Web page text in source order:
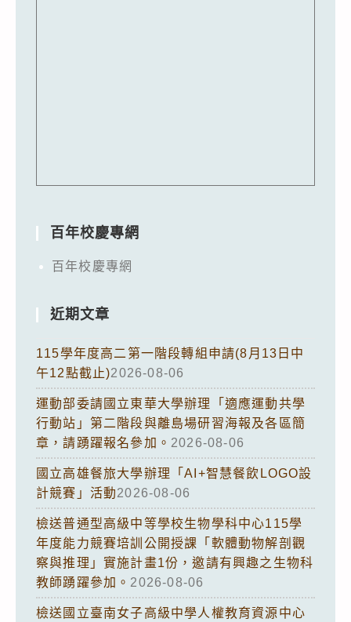
百年校慶專網
百年校慶專網
近期文章
115學年度高二第一階段轉組申請(8月13日中
午12點截止)2026-08-06
運動部委請國立東華大學辦理「適應運動共學
行動站」第二階段與離島場研習海報及各區簡
章，請踴躍報名參加。 2026-08-06
國立高雄餐旅大學辦理「AI+智慧餐飲LOGO設
計競賽」活動2026-08-06
檢送普通型高級中等學校生物學科中心115學
年度能力競賽培訓公開授課「軟體動物解剖觀
察與推理」實施計畫1份，邀請有興趣之生物科
教師踴躍參加。 2026-08-06
檢送國立臺南女子高級中學人權教育資源中心